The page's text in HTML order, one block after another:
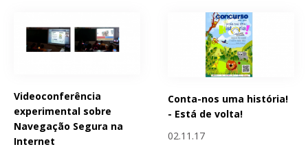
Videoconferência
experimental sobre
Navegação Segura na
Internet
Conta-nos uma história!
- Está de volta!
02.11.17